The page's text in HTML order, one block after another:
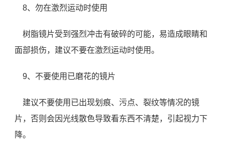
8、勿在激烈运动时使用
树脂镜片受到强烈冲击有破碎的可能，易造成眼睛和
面部损伤，建议不要在激烈运动时使用。
9、不要使用已磨花的镜片
建议不要使用已出现划痕、污点、裂纹等情况的镜
片，否则会因光线散色导致看东西不清楚，引起视力下
降。